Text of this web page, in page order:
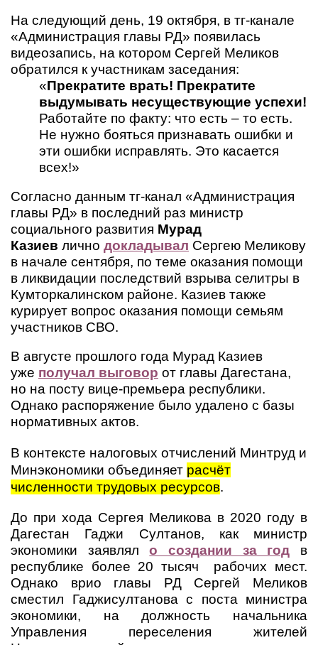
На следующий день, 19 октября, в тг-канале
«Администрация главы РД» появилась
видеозапись, на котором Сергей Меликов
обратился к участникам заседания:
«Прекратите врать! Прекратите
выдумывать несуществующие успехи!
Работайте по факту: что есть – то есть.
Не нужно бояться признавать ошибки и
эти ошибки исправлять. Это касается
всех!»
Согласно данным тг-канал «Администрация
главы РД» в последний раз министр
социального развития Мурад
Казиев лично докладывал Сергею Меликову
в начале сентября, по теме оказания помощи
в ликвидации последствий взрыва селитры в
Кумторкалинском районе. Казиев также
курирует вопрос оказания помощи семьям
участников СВО.
В августе прошлого года Мурад Казиев
уже получал выговор от главы Дагестана,
но на посту вице-премьера республики.
Однако распоряжение было удалено с базы
нормативных актов.
В контексте налоговых отчислений Минтруд и
Минэкономики объединяет расчёт
численности трудовых ресурсов.
До при хода Сергея Меликова в 2020 году в
Дагестан Гаджи Султанов, как министр
экономики заявляло создании за год в
республике более 20 тысяч рабочих мест.
Однако врио главы РД Сергей Меликов
сместил Гаджисултанова с поста министра
экономики, на должность начальника
Управления переселения жителей